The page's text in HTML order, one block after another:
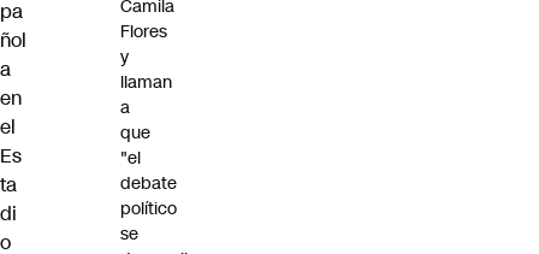
pa
ñol
a
en
el
Es
ta
di
o
Camila
Flores
y
llaman
a
que
"el
debate
político
se